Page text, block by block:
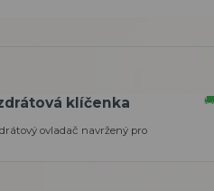
klíčenka
ovladač navržený pro